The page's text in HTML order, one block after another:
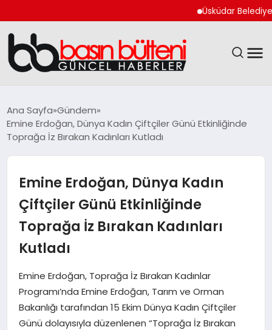
Üsküdar Belediye
GÜNCEL
SAĞLIK
TEKNOLOJI
YAŞAM
Ana Sayfa Gündem
Emine Erdoğan, Dünya Kadın Çiftçiler Günü Etkinliğinde
Toprağa İz Bırakan Kadınları Kutladı
Emine Erdoğan, Dünya Kadın
Çiftçiler Günü Etkinliğinde
Toprağa İz Bırakan Kadınları
Kutladı
Emine Erdoğan, Toprağa İz Bırakan Kadınlar
Programı’nda Emine Erdoğan, Tarım ve Orman
Bakanlığı tarafından 15 Ekim Dünya Kadın Çiftçiler
Günü dolayısıyla düzenlenen “Toprağa İz Bırakan